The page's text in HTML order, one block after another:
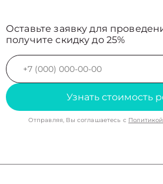
Оставьте заявку для
получите скидку до 25%
Узнать стоимость
Отправляя, Вы соглашаетесь с